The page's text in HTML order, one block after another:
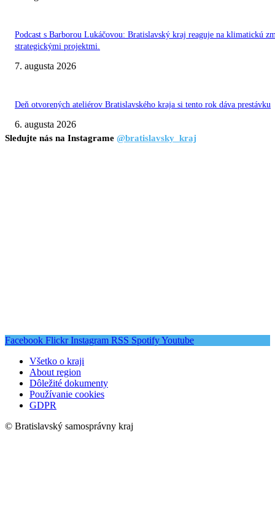
Podcast s Barborou Lukáčovou: Bratislavský kraj reaguje na klimatickú
strategickými projektmi.
7. augusta 2026
Deň otvorených ateliérov Bratislavského kraja si tento rok dáva prestávku
6. augusta 2026
Sledujte nás na Instagrame @bratislavsky_kraj
Facebook Flickr Instagram RSS SpotifyYoutube
Všetko o kraji
About region
Dôležité dokumenty
Používanie cookies
GDPR
© Bratislavský samosprávny kraj